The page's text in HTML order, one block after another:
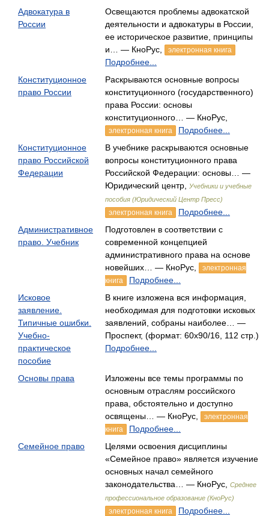
Адвокатура в
России
Освещаются проблемы адвокатской
деятельности и адвокатуры в России,
ее историческое развитие, принципы
и… — КноРус,
электронная книга
Подробнее...
Конституционное
право России
Раскрываются основные вопросы
конституционного (государственного)
права России: основы
конституционного… — КноРус,
электронная книга
Подробнее...
Конституционное
право Российской
Федерации
В учебнике раскрываются основные
вопросы конституционного права
Российской Федерации: основы… —
Юридический центр,
Учебники и учебные
пособия (Юридический Центр Пресс)
электронная книга
Подробнее...
Административное
право. Учебник
Подготовлен в соответствии с
современной концепцией
административного права на основе
новейших… — КноРус,
электронная
книга
Подробнее...
Исковое
заявление.
Типичные ошибки.
Учебно-
практическое
пособие
В книге изложена вся информация,
необходимая для подготовки исковых
заявлений, собраны наиболее… —
Проспект, (формат: 60x90/16, 112 стр.)
Подробнее...
Основы права
Изложены все темы программы по
основным отраслям российского
права, обстоятельно и доступно
освящены… — КноРус,
электронная
книга
Подробнее...
Семейное право
Целями освоения дисциплины
«Семейное право» является изу­чение
основных начал семейного
законодательства… — КноРус,
Среднее
профессиональное образование (КноРус)
электронная книга
Подробнее...